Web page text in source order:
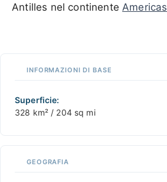
Antilles nel continente Americas
100 km / 62.1 mi
−
INFORMAZIONI DI BASE
Superficie:
328 km² / 204 sq mi
GEOGRAFIA